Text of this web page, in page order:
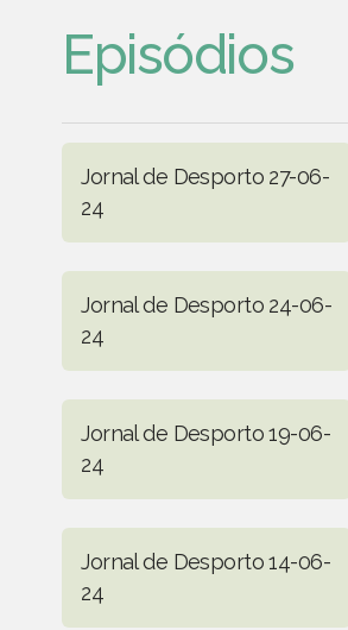
Episódios
Jornal de Desporto 27-06-
24
Jornal de Desporto 24-06-
24
Jornal de Desporto 19-06-
24
Jornal de Desporto 14-06-
24